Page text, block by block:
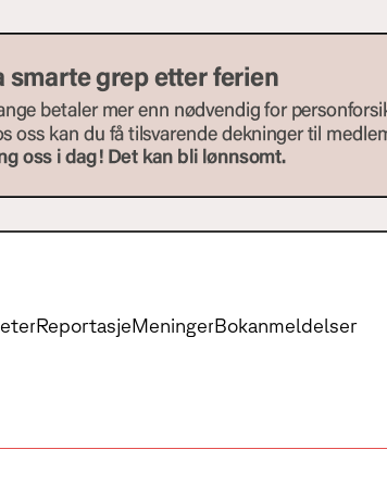
ReportasjeMeningerBokanmeldelser